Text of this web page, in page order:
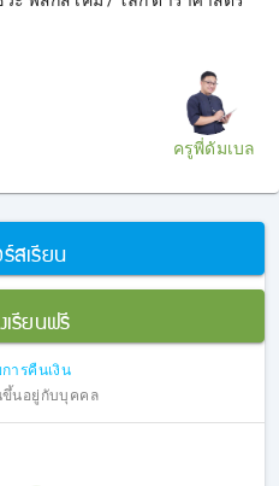
ครูพี่ดัมเบล
สเรียน
รียนฟรี
ารคืนเงิน
ขึ้นอยู่กับบุคคล